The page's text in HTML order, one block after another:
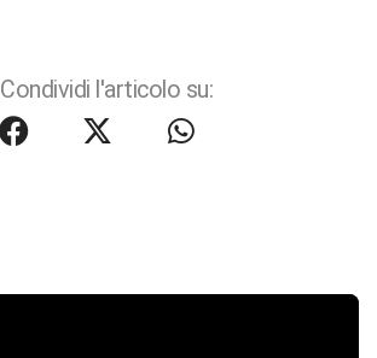
Condividi l'articolo su: